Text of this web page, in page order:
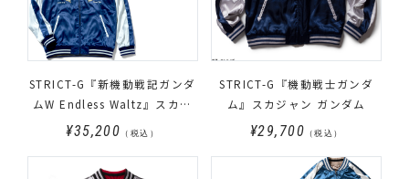
STRICT-G『新機動戦記ガンダ
ムW Endless Waltz』スカジ
ャン
¥35,200 （税込）
STRICT-G『機動戦士ガンダ
ム』スカジャン ガンダム
¥29,700 （税込）